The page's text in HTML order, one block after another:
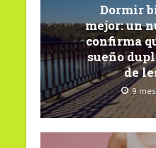
Dormir
mejor: un
confirma
sueño
de
9